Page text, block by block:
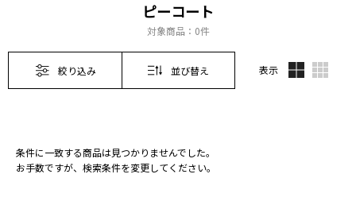
ピーコート
対象商品： 0件
絞り込み 並び替え 表示
条件に一致する商品は見つかりませんでした。
お手数ですが、検索条件を変更してください。